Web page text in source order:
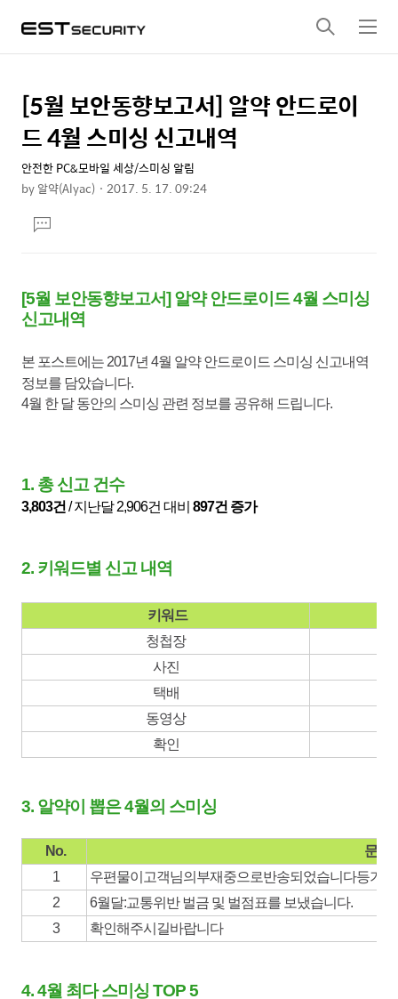
검
색
메
뉴
상
세
컨
텐
본
문
제
목
[5월 보안동향보고서] 알약 안드로이
드 4월 스미싱 신고내역
안전한 PC&모바일 세상/스미싱 알림
by알약(Alyac) 2017. 5. 17. 09:24
문댓
글
[5월 보안동향보고서] 알약 안드로이드 4월 스미싱
신고내역
본 포스트에는 2017년 4월 알약 안드로이드 스미싱 신고내역
정보를 담았습니다.
4월 한 달 동안의 스미싱 관련 정보를 공유해 드립니다.
1. 총 신고 건수
3,803건 / 지난달 2,906건 대비 897건 증가
2. 키워드별 신고 내역
키워드
청첩장
사진
택배
동영상
확인
3. 알약이 뽑은 4월의 스미싱
No.
문자
1
우편물이고객님의부재중으로반송되었습니다등기
2
6월달:교통위반 벌금 및 벌점표를 보냈습니다.
3
확인해주시길바랍니다
4. 4월 최다 스미싱 TOP 5